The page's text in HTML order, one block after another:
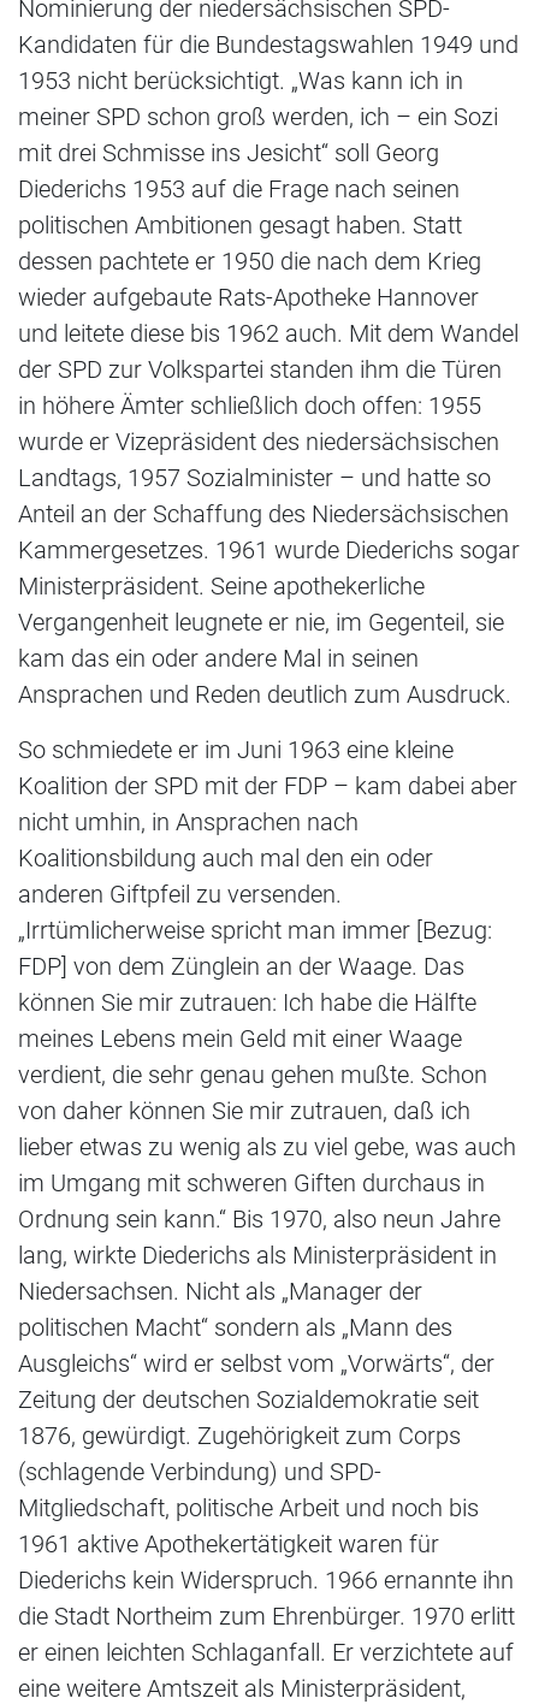
Nominierung der niedersächsischen SPD-
Kandidaten für die Bundestagswahlen 1949 und
1953 nicht berücksichtigt. „Was kann ich in
meiner SPD schon groß werden, ich – ein Sozi
mit drei Schmisse ins Jesicht“ soll Georg
Diederichs 1953 auf die Frage nach seinen
politischen Ambitionen gesagt haben. Statt
dessen pachtete er 1950 die nach dem Krieg
wieder aufgebaute Rats-Apotheke Hannover
und leitete diese bis 1962 auch. Mit dem Wandel
der SPD zur Volkspartei standen ihm die Türen
in höhere Ämter schließlich doch offen: 1955
wurde er Vizepräsident des niedersächsischen
Landtags, 1957 Sozialminister – und hatte so
Anteil an der Schaffung des Niedersächsischen
Kammergesetzes. 1961 wurde Diederichs sogar
Ministerpräsident. Seine apothekerliche
Vergangenheit leugnete er nie, im Gegenteil, sie
kam das ein oder andere Mal in seinen
Ansprachen und Reden deutlich zum Ausdruck.
So schmiedete er im Juni 1963 eine kleine
Koalition der SPD mit der FDP – kam dabei aber
nicht umhin, in Ansprachen nach
Koalitionsbildung auch mal den ein oder
anderen Giftpfeil zu versenden.
„Irrtümlicherweise spricht man immer [Bezug:
FDP] von dem Zünglein an der Waage. Das
können Sie mir zutrauen: Ich habe die Hälfte
meines Lebens mein Geld mit einer Waage
verdient, die sehr genau gehen mußte. Schon
von daher können Sie mir zutrauen, daß ich
lieber etwas zu wenig als zu viel gebe, was auch
im Umgang mit schweren Giften durchaus in
Ordnung sein kann.“ Bis 1970, also neun Jahre
lang, wirkte Diederichs als Ministerpräsident in
Niedersachsen. Nicht als „Manager der
politischen Macht“ sondern als „Mann des
Ausgleichs“ wird er selbst vom „Vorwärts“, der
Zeitung der deutschen Sozialdemokratie seit
1876, gewürdigt. Zugehörigkeit zum Corps
(schlagende Verbindung) und SPD-
Mitgliedschaft, politische Arbeit und noch bis
1961 aktive Apothekertätigkeit waren für
Diederichs kein Widerspruch. 1966 ernannte ihn
die Stadt Northeim zum Ehrenbürger. 1970 erlitt
er einen leichten Schlaganfall. Er verzichtete auf
eine weitere Amtszeit als Ministerpräsident,